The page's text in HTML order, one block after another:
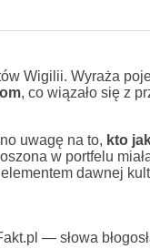
Wigilii. Wyraża
, co wiązało się z
uwagę na to, kto
w portfelu
dawnej
— słowa